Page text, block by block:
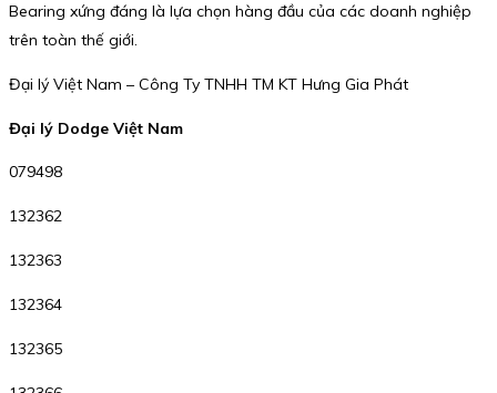
Bearing xứng đáng là lựa chọn hàng đầu của các doanh nghiệp
trên toàn thế giới.
Đại lý Việt Nam – Công Ty TNHH TM KT Hưng Gia Phát
Đại lý Dodge Việt Nam
079498
132362
132363
132364
132365